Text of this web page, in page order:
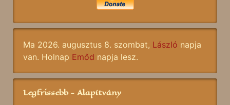
Ma 2026. augusztus 8. szombat, László napja
van. Holnap Emőd napja lesz.
Legfrissebb - Alapítvány